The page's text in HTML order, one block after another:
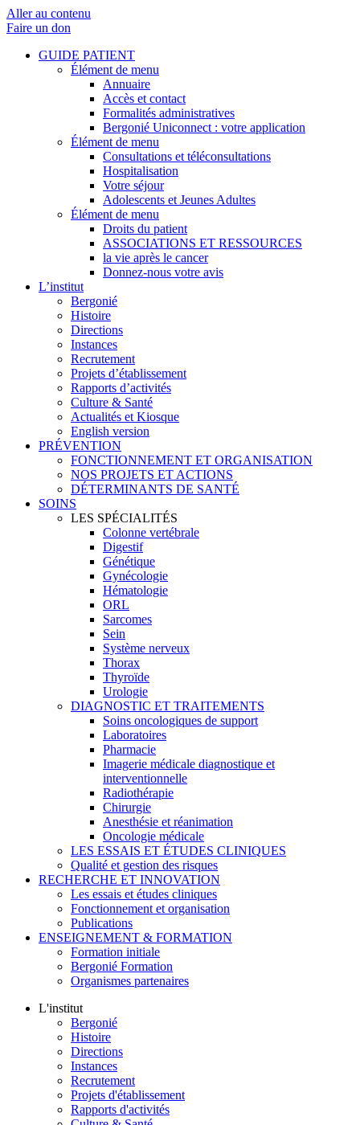
Aller au contenu
Faire un don
GUIDE PATIENT
Élément de menu
Annuaire
Accès et contact
Formalités administratives
Bergonié Uniconnect : votre application
Élément de menu
Consultations et téléconsultations
Hospitalisation
Votre séjour
Adolescents et Jeunes Adultes
Élément de menu
Droits du patient
ASSOCIATIONS ET RESSOURCES
la vie après le cancer
Donnez-nous votre avis
L’institut
Bergonié
Histoire
Directions
Instances
Recrutement
Projets d’établissement
Rapports d’activités
Culture & Santé
Actualités et Kiosque
English version
PRÉVENTION
FONCTIONNEMENT ET ORGANISATION
NOS PROJETS ET ACTIONS
DÉTERMINANTS DE SANTÉ
SOINS
LES SPÉCIALITÉS
Colonne vertébrale
Digestif
Génétique
Gynécologie
Hématologie
ORL
Sarcomes
Sein
Système nerveux
Thorax
Thyroïde
Urologie
DIAGNOSTIC ET TRAITEMENTS
Soins oncologiques de support
Laboratoires
Pharmacie
Imagerie médicale diagnostique et
interventionnelle
Radiothérapie
Chirurgie
Anesthésie et réanimation
Oncologie médicale
LES ESSAIS ET ÉTUDES CLINIQUES
Qualité et gestion des risques
RECHERCHE ET INNOVATION
Les essais et études cliniques
Fonctionnement et organisation
Publications
ENSEIGNEMENT & FORMATION
Formation initiale
Bergonié Formation
Organismes partenaires
L'institut
Bergonié
Histoire
Directions
Instances
Recrutement
Projets d'établissement
Rapports d'activités